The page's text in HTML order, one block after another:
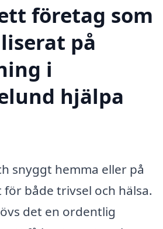
företag som
på
i
hjälpa
snyggt hemma eller på
både trivsel och hälsa.
det en ordentlig